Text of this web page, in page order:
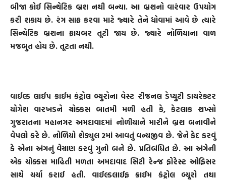
બીજા કોઈ સિન્થેટિક બ્રશ નથી બન્યા. આ બ્રશનો વારંવાર ઉપયોગ
કરી શકાય છે. રંગ સાફ કરવા માટે જ્યારે તેને ધોવામાં આવે છે ત્યારે
સિન્થેટિક બ્રશના ફાયબર તૂટી જાય છે. જ્યારે નોળિયાના વાળ
મજબુત હોય છે. તૂટતા નથી.
વાઈલ્ડ લાઈપ ક્રાઈમ કંટ્રોલ બ્યુરોના વેસ્ટ રીજનલ ડેપ્યુટી ડાયરેક્ટર
યોગેશ વારખડને ચોક્કસ બાતમી મળી હતી કે, કેટલાક શખ્સો
ગુજરાતના મહાનગર અમદાવાદમાં નોળીયાને મારીને બ્રશ બનાવીને
વેપલો કરે છે. નોળિયો શેડ્યુલ 2માં આવતું વન્યજીવ છે. જેને કેદ કરવું
કે એના અંગનું વેચાણ કરવું ગુનો બને છે. પ્રતિબંધિત છે. આ અંગેની
એક ચોક્કસ માહિતી મળતા અમદાવાદ સિટી રેન્જ ફોરેસ્ટ ઓફિસર
સાથે ચર્ચા કરાઈ હતી. વાઈલ્ડલાઈફ ક્રાઈમ કંટ્રોલ બ્યૂરો તથા